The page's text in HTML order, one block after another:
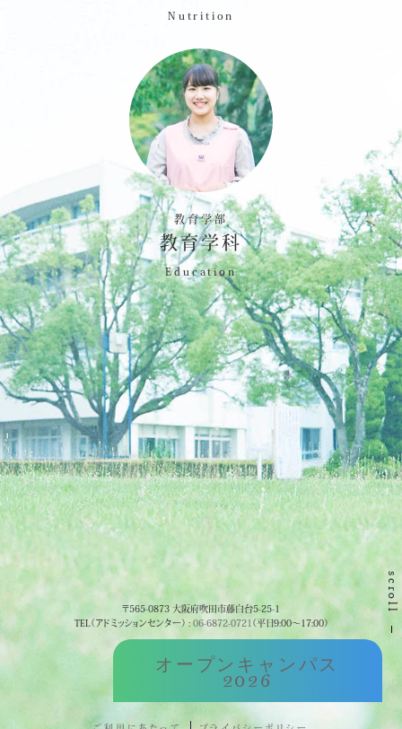
scroll
オープンキャンパス
2026
Nutrition
教育学部
教育学科
Education
〒565-0873 大阪府吹田市藤白台5-25-1
TEL（アドミッションセンター） : 06-6872-0721（平日9:00～17:00）